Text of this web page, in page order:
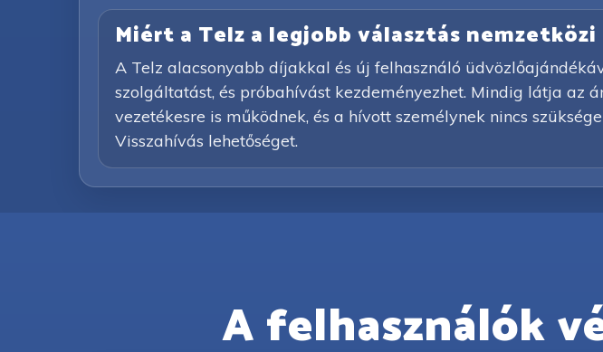
Miért a Telz a legjobb választás
A Telz alacsonyabb díjakkal és új felhasználó
szolgáltatást, és próbahívást kezdeményezhet. Mindig látja az
vezetékesre is működnek, és a hívott személynek nincs
Visszahívás lehetőséget.
A felhasználók